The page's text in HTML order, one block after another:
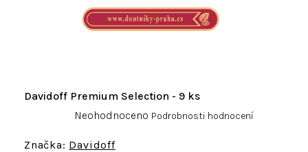
Davidoff Premium Selection - 9 ks
Davidoff
Průměrné
produktu
Neohodnoceno Podrobnosti hodnocení